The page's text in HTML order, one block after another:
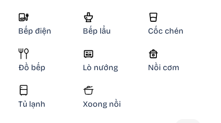
Bếp điện Bếp lẩu Cốc chén
Đồ bếp Lò nướng Nồi cơm
Tủ lạnh Xoong nồi